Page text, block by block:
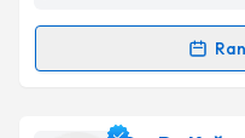
Randevu